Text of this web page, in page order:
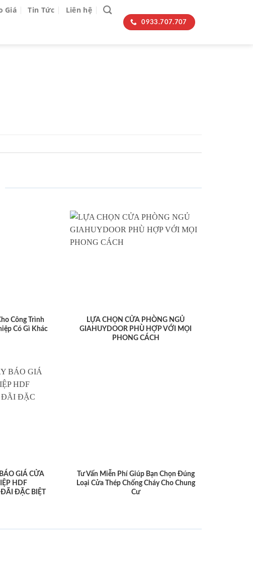
Giá Tin Tức Liên hệ
0933.707.707
Công Trình
Có Gì Khác
LỰA CHỌN CỬA PHÒNG NGỦ
GIAHUYDOOR PHÙ HỢP VỚI MỌI
PHONG CÁCH
GIÁ CỬA
HDF
ĐẶC BIỆT
Tư Vấn Miễn Phí Giúp Bạn Chọn Đúng
Loại Cửa Thép Chống Cháy Cho Chung
Cư